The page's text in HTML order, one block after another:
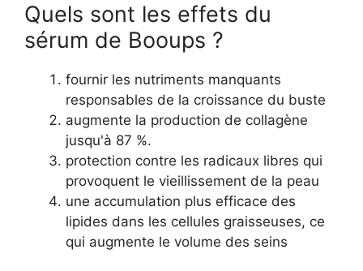
Quels sont les effets du
sérum de Booups ?
fournir les nutriments manquants
responsables de la croissance du buste
augmente la production de collagène
jusqu'à 87 %.
protection contre les radicaux libres qui
provoquent le vieillissement de la peau
une accumulation plus efficace des
lipides dans les cellules graisseuses, ce
qui augmente le volume des seins